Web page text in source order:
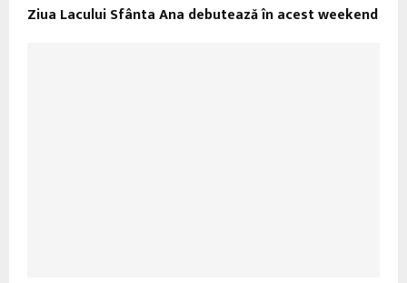
Ziua Lacului Sfânta Ana debutează în acest weekend